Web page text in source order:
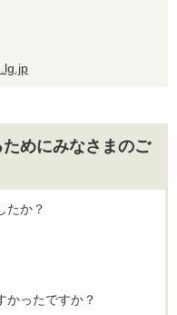
めにみなさまのご
たか？
かったですか？